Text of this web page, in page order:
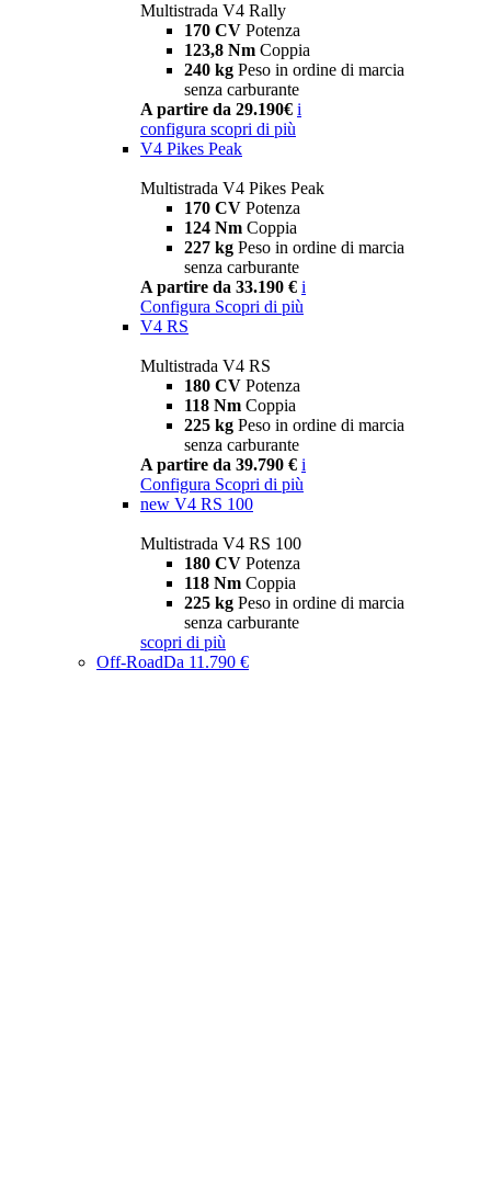
Multistrada V4 Rally
170 CV Potenza
123,8 Nm Coppia
240 kg Peso in ordine di marcia
senza carburante
A partire da 29.190€ i
configura scopri di più
V4 Pikes Peak
Multistrada V4 Pikes Peak
170 CV Potenza
124 Nm Coppia
227 kg Peso in ordine di marcia
senza carburante
A partire da 33.190 € i
Configura Scopri di più
V4 RS
Multistrada V4 RS
180 CV Potenza
118 Nm Coppia
225 kg Peso in ordine di marcia
senza carburante
A partire da 39.790 € i
Configura Scopri di più
new V4 RS 100
Multistrada V4 RS 100
180 CV Potenza
118 Nm Coppia
225 kg Peso in ordine di marcia
senza carburante
scopri di più
Off-RoadDa 11.790 €